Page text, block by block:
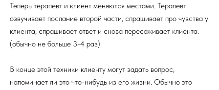
Теперь терапевт и клиент меняются местами. Терапевт
озвучивает послание второй части, спрашивает про чувства у
клиента, спрашивает ответ и снова пересаживает клиента.
(обычно не больше 3-4 раз).
В конце этой техники клиенту могут задать вопрос,
напоминает ли это что-нибудь из его жизни. Обычно это